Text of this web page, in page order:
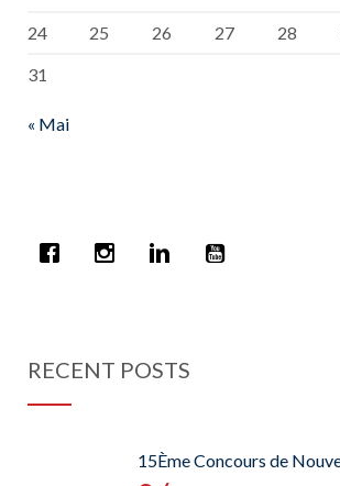
24
25 26 27 28
31
« Mai
RECENT POSTS
15Ème Concours de